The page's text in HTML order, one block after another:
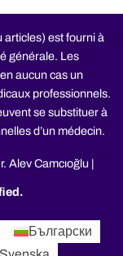
articles) est fourni à
générale. Les
aucun cas un
professionnels.
se substituer à
d’un médecin.
Camcıoğlu |
.
Български